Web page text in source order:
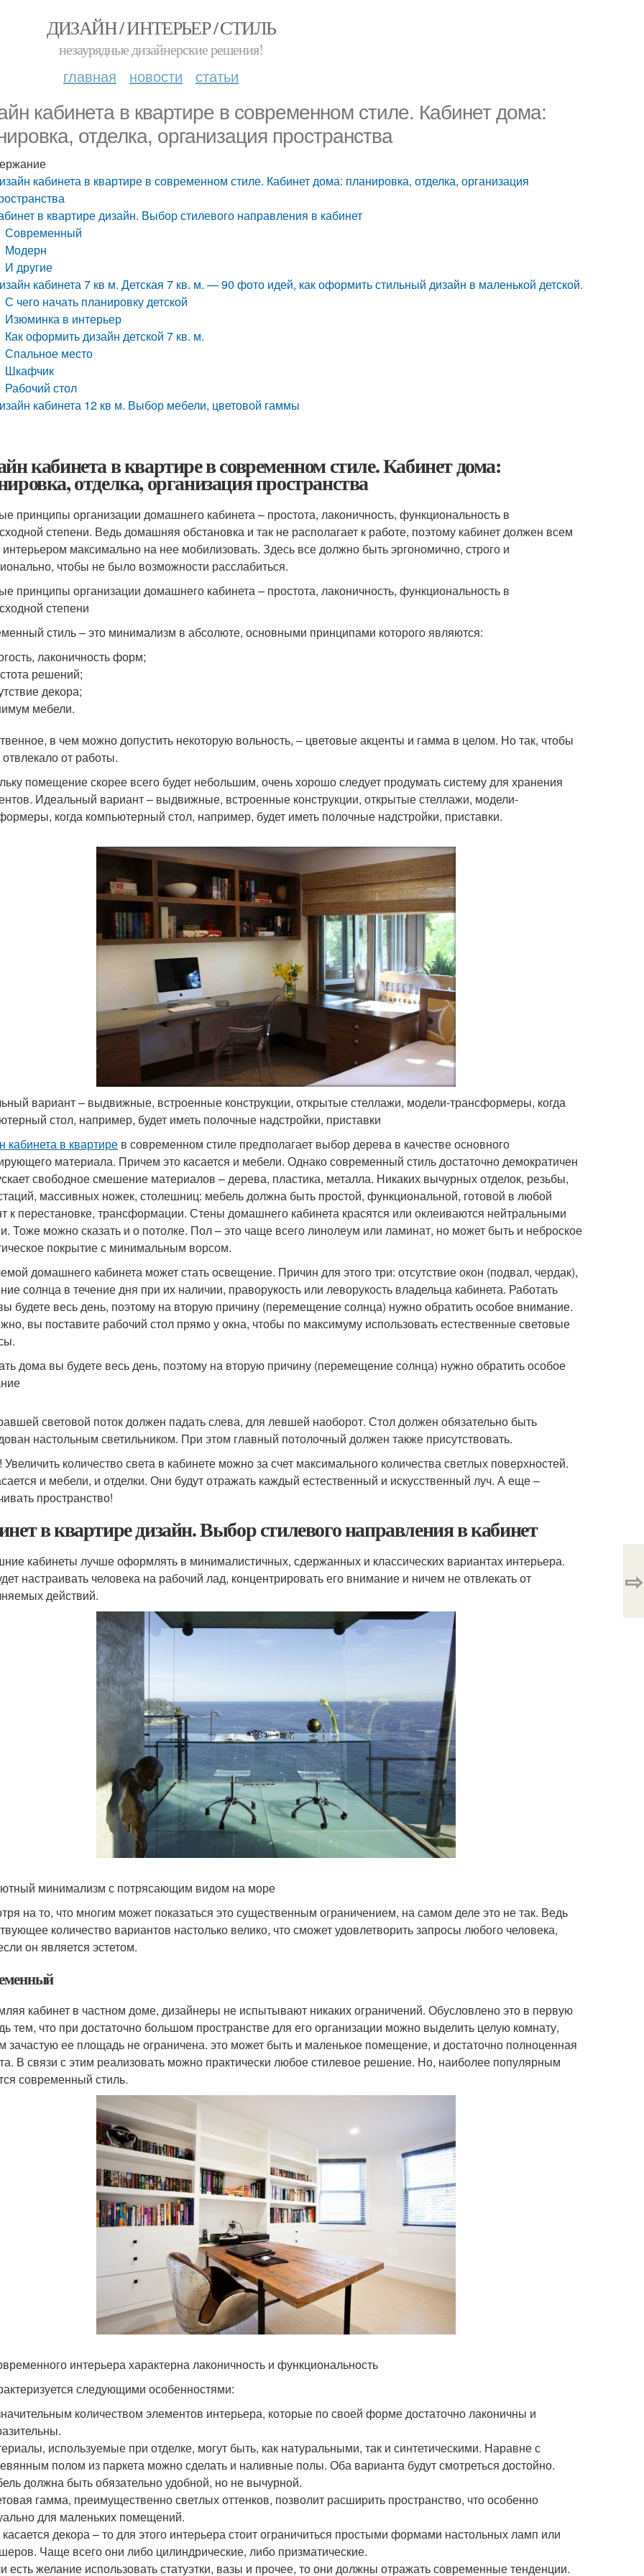
ДИЗАЙН / ИНТЕРЬЕР / СТИЛЬ
незаурядные дизайнерские решения!
главная новости статьи
кабинета в квартире в современном стиле. Кабинет дома:
отделка, организация пространства
кабинета в квартире в современном стиле. Кабинет дома: планировка, отделка, организация
в квартире дизайн. Выбор стилевого направления в кабинет
Современный
Модерн
И другие
кабинета 7 кв м. Детская 7 кв. м. — 90 фото идей, как оформить стильный дизайн в маленькой детской.
С чего начать планировку детской
Изюминка в интерьер
Как оформить дизайн детской 7 кв. м.
Спальное место
Шкафчик
Рабочий стол
кабинета 12 кв м. Выбор мебели, цветовой гаммы
кабинета в квартире в современном стиле. Кабинет дома:
отделка, организация пространства
принципы организации домашнего кабинета – простота, лаконичность, функциональность в
степени. Ведь домашняя обстановка и так не располагает к работе, поэтому кабинет должен всем
максимально на нее мобилизовать. Здесь все должно быть эргономично, строго и
чтобы не было возможности расслабиться.
принципы организации домашнего кабинета – простота, лаконичность, функциональность в
степени
стиль – это минимализм в абсолюте, основными принципами которого являются:
лаконичность форм;
решений;
декора;
мебели.
в чем можно допустить некоторую вольность, – цветовые акценты и гамма в целом. Но так, чтобы
отвлекало от работы.
помещение скорее всего будет небольшим, очень хорошо следует продумать систему для хранения
Идеальный вариант – выдвижные, встроенные конструкции, открытые стеллажи, модели-
когда компьютерный стол, например, будет иметь полочные надстройки, приставки.
вариант – выдвижные, встроенные конструкции, открытые стеллажи, модели-трансформеры, когда
стол, например, будет иметь полочные надстройки, приставки
кабинета в квартире в современном стиле предполагает выбор дерева в качестве основного
материала. Причем это касается и мебели. Однако современный стиль достаточно демократичен
свободное смешение материалов – дерева, пластика, металла. Никаких вычурных отделок, резьбы,
массивных ножек, столешниц: мебель должна быть простой, функциональной, готовой в любой
к перестановке, трансформации. Стены домашнего кабинета красятся или оклеиваются нейтральными
Тоже можно сказать и о потолке. Пол – это чаще всего линолеум или ламинат, но может быть и неброское
покрытие с минимальным ворсом.
домашнего кабинета может стать освещение. Причин для этого три: отсутствие окон (подвал, чердак),
солнца в течение дня при их наличии, праворукость или леворукость владельца кабинета. Работать
будете весь день, поэтому на вторую причину (перемещение солнца) нужно обратить особое внимание.
вы поставите рабочий стол прямо у окна, чтобы по максимуму использовать естественные световые
дома вы будете весь день, поэтому на вторую причину (перемещение солнца) нужно обратить особое
световой поток должен падать слева, для левшей наоборот. Стол должен обязательно быть
настольным светильником. При этом главный потолочный должен также присутствовать.
Увеличить количество света в кабинете можно за счет максимального количества светлых поверхностей.
и мебели, и отделки. Они будут отражать каждый естественный и искусственный луч. А еще –
пространство!
в квартире дизайн. Выбор стилевого направления в кабинет
кабинеты лучше оформлять в минималистичных, сдержанных и классических вариантах интерьера.
настраивать человека на рабочий лад, концентрировать его внимание и ничем не отвлекать от
действий.
минимализм с потрясающим видом на море
на то, что многим может показаться это существенным ограничением, на самом деле это не так. Ведь
количество вариантов настолько велико, что сможет удовлетворить запросы любого человека,
он является эстетом.
кабинет в частном доме, дизайнеры не испытывают никаких ограничений. Обусловлено это в первую
тем, что при достаточно большом пространстве для его организации можно выделить целую комнату,
зачастую ее площадь не ограничена. это может быть и маленькое помещение, и достаточно полноценная
В связи с этим реализовать можно практически любое стилевое решение. Но, наиболее популярным
современный стиль.
интерьера характерна лаконичность и функциональность
следующими особенностями:
количеством элементов интерьера, которые по своей форме достаточно лаконичны и
используемые при отделке, могут быть, как натуральными, так и синтетическими. Наравне с
полом из паркета можно сделать и наливные полы. Оба варианта будут смотреться достойно.
должна быть обязательно удобной, но не вычурной.
гамма, преимущественно светлых оттенков, позволит расширить пространство, что особенно
для маленьких помещений.
декора – то для этого интерьера стоит ограничиться простыми формами настольных ламп или
Чаще всего они либо цилиндрические, либо призматические.
есть желание использовать статуэтки, вазы и прочее, то они должны отражать современные тенденции.
⇨